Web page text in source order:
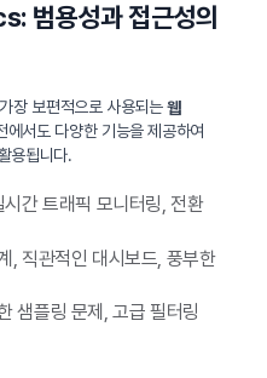
범용성과 접근성의
장 보편적으로 사용되는웹
서도 다양한 기능을 제공하여
용됩니다.
간 트래픽 모니터링, 전환
, 직관적인 대시보드, 풍부한
샘플링 문제, 고급 필터링